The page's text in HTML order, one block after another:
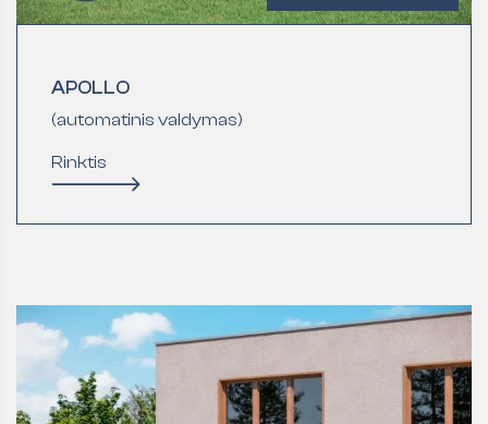
APOLLO
(automatinis valdymas)
Rinktis